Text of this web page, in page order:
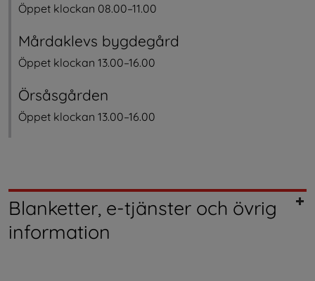
Öppet klockan 08.00–11.00
Mårdaklevs bygdegård
Öppet klockan 13.00–16.00
Örsåsgården
Öppet klockan 13.00–16.00
Blanketter, e-tjänster och övrig
information